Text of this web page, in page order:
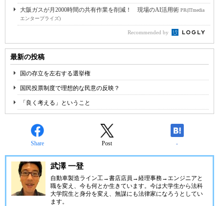
大阪ガスが月2000時間の共有作業を削減！ 現場のAI活用術 PR(ITmedia
エンタープライズ)
Recommended by
最新の投稿
国の存立を左右する選挙権
国民投票制度で理想的な民意の反映？
「良く考える」ということ
Share Post -
武澤 一登
自動車製造ライン工→書店店員→経理事務→エンジニアと
職を変え、今も何とか生きています。今は大学生から法科
大学院生と身分を変え、無謀にも法律家になろうとしてい
ます。